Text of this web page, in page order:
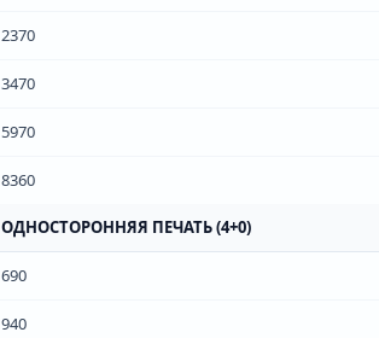
2370
3470
5970
8360
ОДНОСТОРОННЯЯ ПЕЧАТЬ (4+0)
690
940